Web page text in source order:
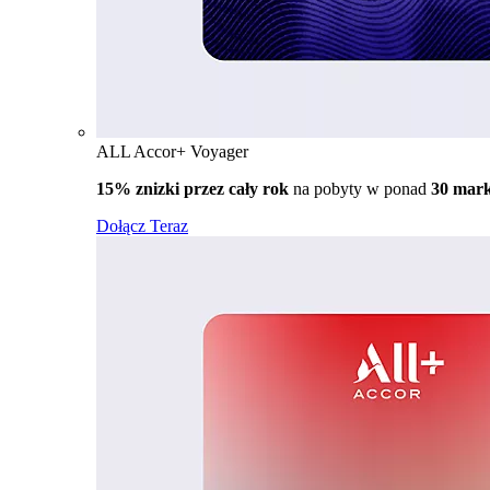
ALL Accor+ Voyager
15% znizki przez cały rok na pobyty w ponad 30
Dołącz Teraz